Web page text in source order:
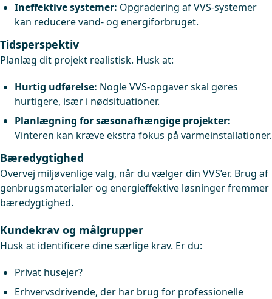
Ineffektive systemer: Opgradering af VVS-systemer
kan reducere vand- og energiforbruget.
Tidsperspektiv
Planlæg dit projekt realistisk. Husk at:
Hurtig udførelse: Nogle VVS-opgaver skal gøres
hurtigere, især i nødsituationer.
Planlægning for sæsonafhængige projekter:
Vinteren kan kræve ekstra fokus på varmeinstallationer.
Bæredygtighed
Overvej miljøvenlige valg, når du vælger din VVS’er. Brug af
genbrugsmaterialer og energieffektive løsninger fremmer
bæredygtighed.
Kundekrav og målgrupper
Husk at identificere dine særlige krav. Er du:
Privat husejer?
Erhvervsdrivende, der har brug for professionelle